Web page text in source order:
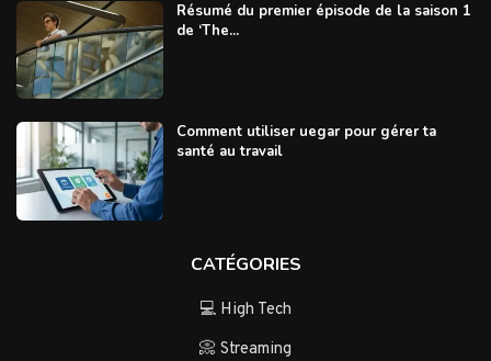
Résumé du premier épisode de la saison 1
de ‘The...
Comment utiliser uegar pour gérer ta
santé au travail
CATÉGORIES
💻 High Tech
📀 Streaming